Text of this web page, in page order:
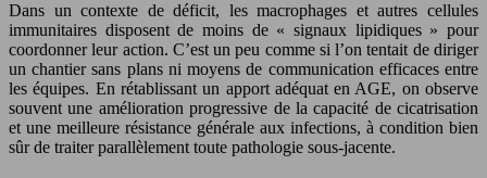
Dans un contexte de déficit, les macrophages et autres cellules
immunitaires disposent de moins de « signaux lipidiques » pour
coordonner leur action. C’est un peu comme si l’on tentait de diriger
un chantier sans plans ni moyens de communication efficaces entre
les équipes. En rétablissant un apport adéquat en AGE, on observe
souvent une amélioration progressive de la capacité de cicatrisation
et une meilleure résistance générale aux infections, à condition bien
sûr de traiter parallèlement toute pathologie sous-jacente.